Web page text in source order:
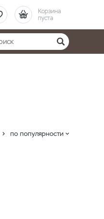
Корзина
пуста
по популярности